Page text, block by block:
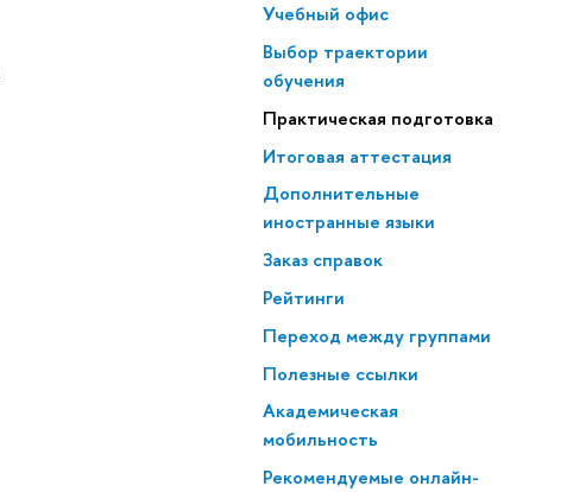
Учебный офис
Выбор траектории
обучения
Практическая подготовка
Итоговая аттестация
Дополнительные
иностранные языки
Заказ справок
Рейтинги
Переход между группами
Полезные ссылки
Академическая
мобильность
Рекомендуемые онлайн-